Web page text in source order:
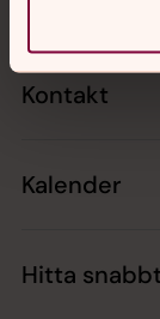
Kontakt
Kalender
Hitta snabbt